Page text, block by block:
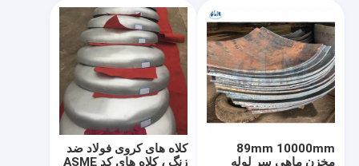
محصولات
درباره ما
تور کارخانه
کلاه های کروی فولاد ضد
زنگ ، کلاه های کد ASME
89mm 10000mm
مخزن ماهی سر لوله